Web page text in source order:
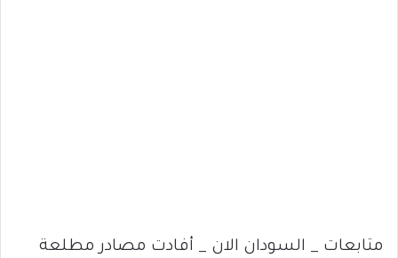
متابعات _ السودان الان _ أفادت مصادر مطلعة